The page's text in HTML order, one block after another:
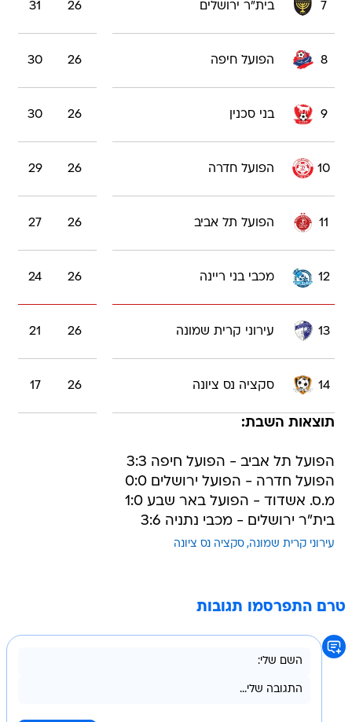
7 בית"ר ירושלים 26
31
8 הפועל חיפה 26
30
9 בני סכנין 26
30
10 הפועל חדרה 26
29
11 הפועל תל אביב 26
27
12 מכבי בני ריינה 26
24
13 עירוני קרית שמונה 26
21
14 סקציה נס ציונה 26
17
תוצאות השבת:
הפועל תל אביב - הפועל חיפה 3:3
הפועל חדרה - הפועל ירושלים 0:0
מ.ס. אשדוד - הפועל באר שבע 1:0
בית"ר ירושלים - מכבי נתניה 3:6
עירוני קרית שמונה סקציה נס ציונה
טרם התפרסמו תגובות